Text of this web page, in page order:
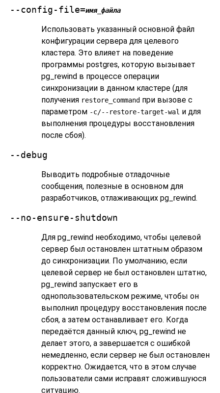
--config-file=имя_файла
Использовать указанный основной файл
конфигурации сервера для целевого
кластера. Это влияет на поведение
программы postgres, которую вызывает
pg_rewind в процессе операции
синхронизации в данном кластере (для
получения restore_command при вызове с
параметром -c/--restore-target-wal и для
выполнения процедуры восстановления
после сбоя).
--debug
Выводить подробные отладочные
сообщения, полезные в основном для
разработчиков, отлаживающих pg_rewind.
--no-ensure-shutdown
Для pg_rewind необходимо, чтобы целевой
сервер был остановлен штатным образом
до синхронизации. По умолчанию, если
целевой сервер не был остановлен штатно,
pg_rewind запускает его в
однопользовательском режиме, чтобы он
выполнил процедуру восстановления после
сбоя, а затем останавливает его. Когда
передаётся данный ключ, pg_rewind не
делает этого, а завершается с ошибкой
немедленно, если сервер не был остановлен
корректно. Ожидается, что в этом случае
пользователи сами исправят сложившуюся
ситуацию.